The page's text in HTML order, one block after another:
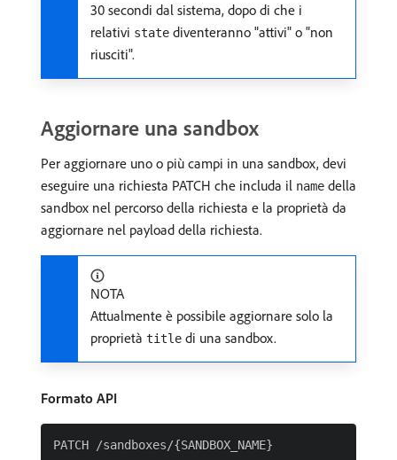
30 secondi dal sistema, dopo di che i
relativi state diventeranno "attivi" o "non
riusciti".
Aggiornare una sandbox
Per aggiornare uno o più campi in una sandbox, devi
eseguire una richiesta PATCH che includa il name della
sandbox nel percorso della richiesta e la proprietà da
aggiornare nel payload della richiesta.
NOTA
Attualmente è possibile aggiornare solo la
proprietà title di una sandbox.
Formato API